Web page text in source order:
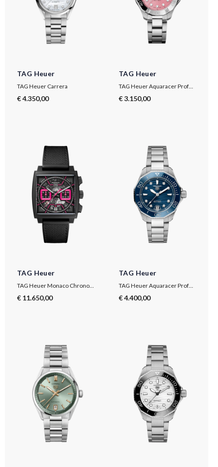
TAG Heuer
TAG Heuer Carrera
€ 4.350,00
TAG Heuer
€ 3.150,00
TAG Heuer
€ 11.650,00
TAG Heuer
€ 4.400,00